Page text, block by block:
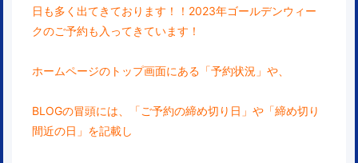
日も多く出てきております！！2023年ゴールデンウィー
クのご予約も入ってきています！
ホームページのトップ画面にある「予約状況」や、
BLOGの冒頭には、「ご予約の締め切り日」や「締め切り
間近の日」を記載し